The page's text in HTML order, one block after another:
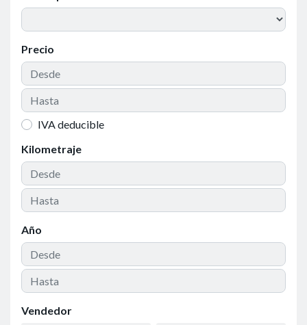
Precio
IVA deducible
Kilometraje
Año
Vendedor